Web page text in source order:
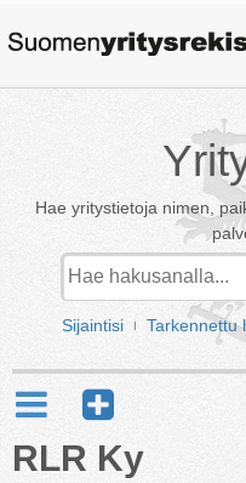
Hae yritystietoja nimen,
Sijaintisi Tarkennettu
RLR Ky